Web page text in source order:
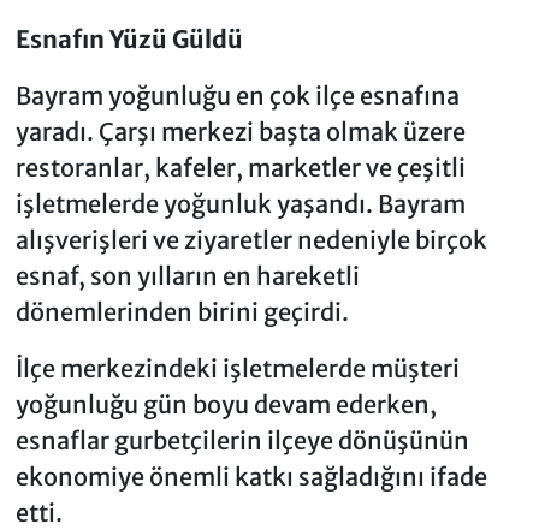
Esnafın Yüzü Güldü
Bayram yoğunluğu en çok ilçe esnafına
yaradı. Çarşı merkezi başta olmak üzere
restoranlar, kafeler, marketler ve çeşitli
işletmelerde yoğunluk yaşandı. Bayram
alışverişleri ve ziyaretler nedeniyle birçok
esnaf, son yılların en hareketli
dönemlerinden birini geçirdi.
İlçe merkezindeki işletmelerde müşteri
yoğunluğu gün boyu devam ederken,
esnaflar gurbetçilerin ilçeye dönüşünün
ekonomiye önemli katkı sağladığını ifade
etti.